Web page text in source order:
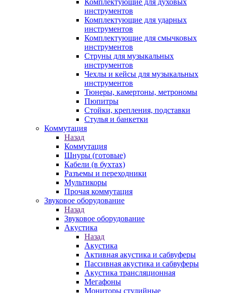
Комплектующие для духовых
инструментов
Комплектующие для ударных
инструментов
Комплектующие для смычковых
инструментов
Струны для музыкальных
инструментов
Чехлы и кейсы для музыкальных
инструментов
Тюнеры, камертоны, метрономы
Пюпитры
Стойки, крепления, подставки
Стулья и банкетки
Коммутация
Назад
Коммутация
Шнуры (готовые)
Кабели (в бухтах)
Разъемы и переходники
Мультикоры
Прочая коммутация
Звуковое оборудование
Назад
Звуковое оборудование
Акустика
Назад
Акустика
Активная акустика и сабвуферы
Пассивная акустика и сабвуферы
Акустика трансляционная
Мегафоны
Мониторы студийные